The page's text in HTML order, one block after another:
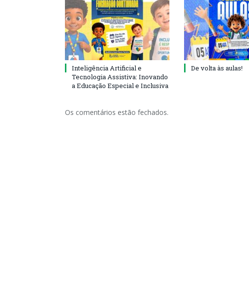
Inteligência Artificial e
Tecnologia Assistiva: Inovando
a Educação Especial e Inclusiva
De volta às aulas!
Os comentários estão fechados.